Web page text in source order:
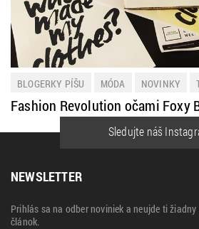
Fashion Revolution očami Foxy
BLOGERKY PÍŠU MÓDA NOVINKY
Sledujte náš
NEWSLETTER
Prihlás sa na odber noviniek a neujde ti žiadny
článok.